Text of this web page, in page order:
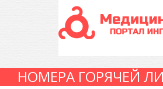
НОМЕРА ГОРЯЧЕЙ